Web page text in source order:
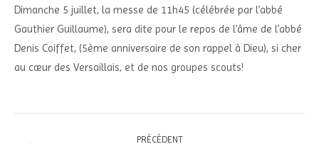
Dimanche 5 juillet, la messe de 11h45 (célébrée par l’abbé
Gauthier Guillaume), sera dite pour le repos de l’âme de l’abbé
Denis Coiffet, (5ème anniversaire de son rappel à Dieu), si cher
au cœur des Versaillais, et de nos groupes scouts!
NavigationPRÉCÉDENT